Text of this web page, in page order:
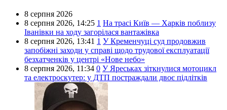
8 серпня 2026
8 серпня 2026, 14:25 1 На трасі Київ — Харків поблизу
Іванівки на ходу загорілася вантажівка
8 серпня 2026, 13:41 1 У Кременчуці суд продовжив
запобіжні заходи у справі щодо трудової експлуатації
безхатченків у центрі «Нове небо»
8 серпня 2026, 11:34 0 У Яреськах зіткнулися мотоцикл
та електроскутер: у ДТП постраждали двоє підлітків